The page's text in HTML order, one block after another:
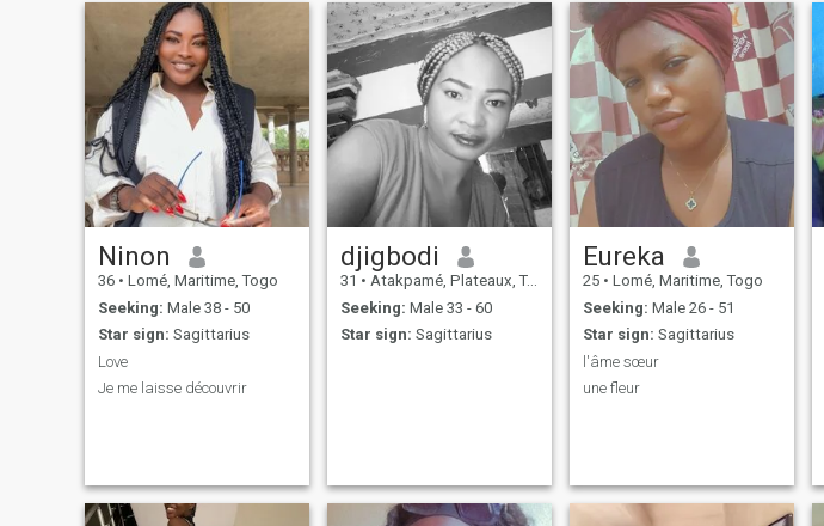
Ninon
36 • Lomé, Maritime, Togo
Seeking: Male 38 - 50
Star sign: Sagittarius
Love
Je me laisse découvrir
djigbodi
31 • Atakpamé, Plateaux, Togo
Seeking: Male 33 - 60
Star sign: Sagittarius
Eureka
25 • Lomé, Maritime, Togo
Seeking: Male 26 - 51
Star sign: Sagittarius
l'âme sœur
une fleur